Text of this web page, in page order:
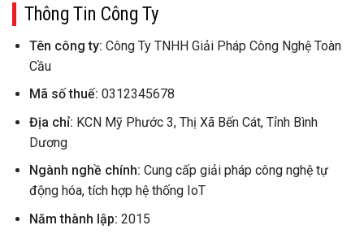
Thông Tin Công Ty
Tên công ty: Công Ty TNHH Giải Pháp Công Nghệ Toàn
Cầu
Mã số thuế: 0312345678
Địa chỉ: KCN Mỹ Phước 3, Thị Xã Bến Cát, Tỉnh Bình
Dương
Ngành nghề chính: Cung cấp giải pháp công nghệ tự
động hóa, tích hợp hệ thống IoT
Năm thành lập: 2015